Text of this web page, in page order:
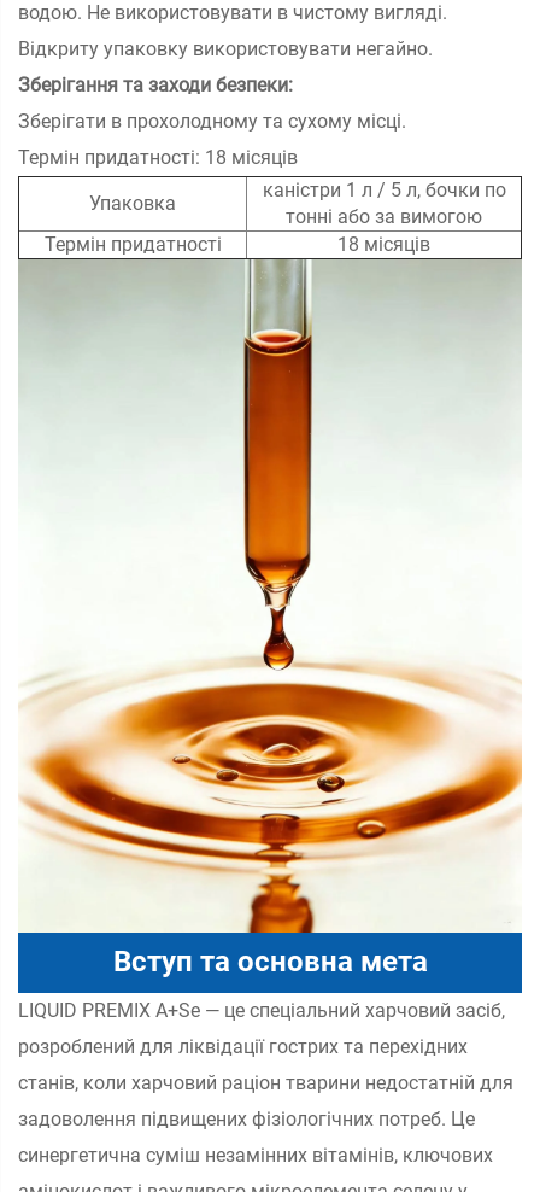
водою. Не використовувати в чистому вигляді.
Відкриту упаковку використовувати негайно.
Зберігання та заходи безпеки:
Зберігати в прохолодному та сухому місці.
Термін придатності: 18 місяців
Упаковка
каністри 1 л / 5 л, бочки по
тонні або за вимогою
Термін придатності
18 місяців
Вступ та основна мета
LIQUID PREMIX A+Se — це спеціальний харчовий засіб,
розроблений для ліквідації гострих та перехідних
станів, коли харчовий раціон тварини недостатній для
задоволення підвищених фізіологічних потреб. Це
синергетична суміш незамінних вітамінів, ключових